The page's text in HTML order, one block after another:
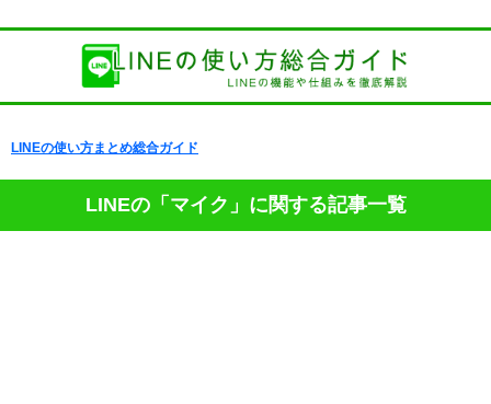
LINEの使い方まとめ総合ガイド
LINEの「マイク」に関する記事一覧